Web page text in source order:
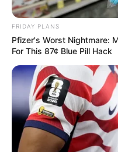
FRIDAY PLANS
Pfizer's Worst Nightmare:
For This 87¢ Blue Pill Hack